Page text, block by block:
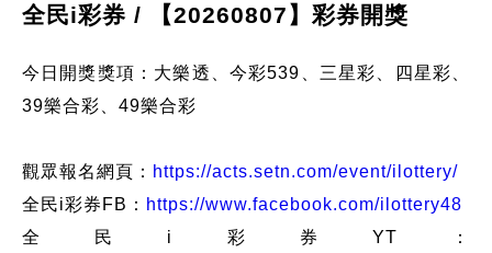
全民i彩券 / 【20260807】彩券開獎
今日開獎獎項：大樂透、今彩539、三星彩、四星彩、
39樂合彩、49樂合彩
觀眾報名網頁： https://acts.setn.com/event/ilottery/
全民i彩券FB： https://www.facebook.com/ilottery48
全民i彩券YT：